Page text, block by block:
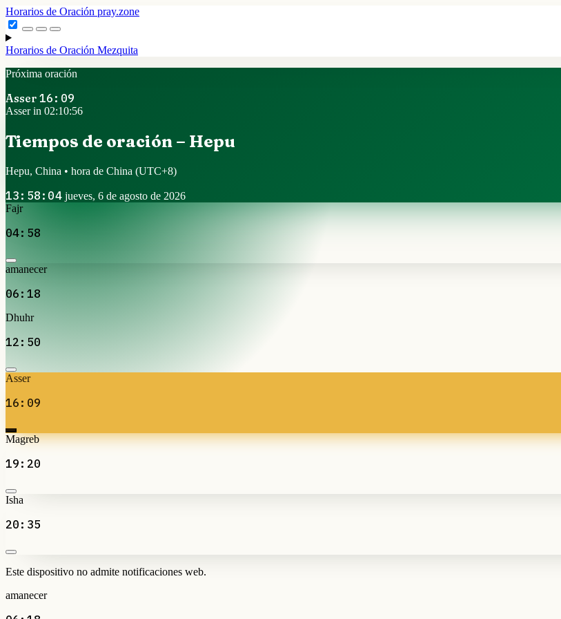
Horarios de Oración pray.zone
Horarios de Oración Mezquita
Próxima oración
Asser 16:09
Asser in 02:10:55
Tiempos de oración – Hepu
Hepu, China • hora de China (UTC+8)
13:58:05 jueves, 6 de agosto de 2026
Fajr
04:58
amanecer
06:18
Dhuhr
12:50
Asser
16:09
Magreb
19:20
Isha
20:35
Este dispositivo no admite notificaciones web.
amanecer